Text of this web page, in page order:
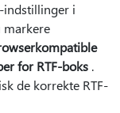
indstillinger i
markere
for RTF-boks .
de korrekte RTF-